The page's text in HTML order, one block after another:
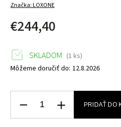
Značka:LOXONE
€244,40
SKLADOM (1 ks)
Môžeme doručiť do: 12.8.2026
PRIDAŤ DO